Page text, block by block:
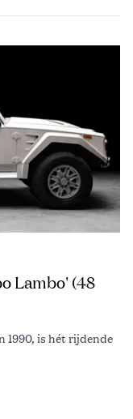
Lambo' (48
1990, is hét rijdende